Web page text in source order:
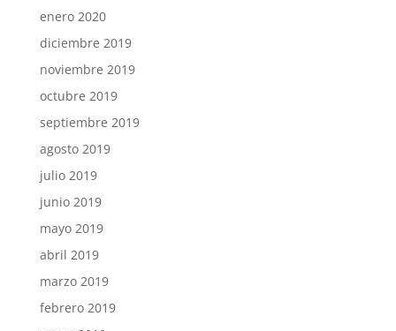
enero 2020
diciembre 2019
noviembre 2019
octubre 2019
septiembre 2019
agosto 2019
julio 2019
junio 2019
mayo 2019
abril 2019
marzo 2019
febrero 2019